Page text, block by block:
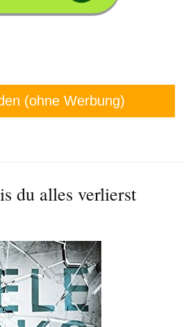
(ohne Werbung)
du alles verlierst